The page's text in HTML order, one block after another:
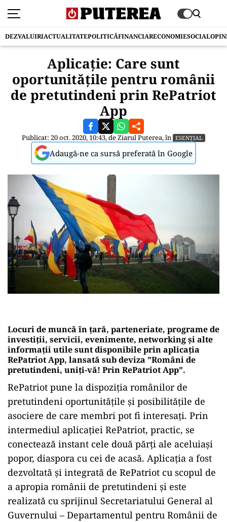
DEZVALUIRIACTUALITATEPOLITICĂFINANCIARECONOMIESOCIAL
Aplicație: Care sunt
oportunitățile pentru românii
de pretutindeni prin RePatriot
App
Publicat: 20 oct. 2020, 10:43, deZiarul Puterea, în ESENȚIAL
Adaugă-ne ca sursă preferată în Google
Locuri de muncă în țară, parteneriate, programe de
investiții, servicii, evenimente, networking și alte
informații utile sunt disponibile prin aplicația
RePatriot App, lansată sub deviza ”Români de
pretutindeni, uniți-vă! Prin RePatriot App”.
RePatriot pune la dispoziția românilor de
pretutindeni oportunitățile și posibilitățile de
asociere de care membri pot fi interesați. Prin
intermediul aplicației RePatriot, practic, se
conectează instant cele două părți ale aceluiași
popor, diaspora cu cei de acasă. Aplicația a fost
dezvoltată și integrată de RePatriot cu scopul de
a apropia românii de pretutindeni și este
realizată cu sprijinul Secretariatului General al
Guvernului – Departamentul pentru Românii de